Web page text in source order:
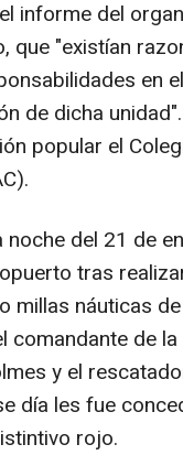
informe del
que "existían
en
de dicha
popular el
del 21 de
tras
millas náuticas
de
y el
día les fue
rojo.